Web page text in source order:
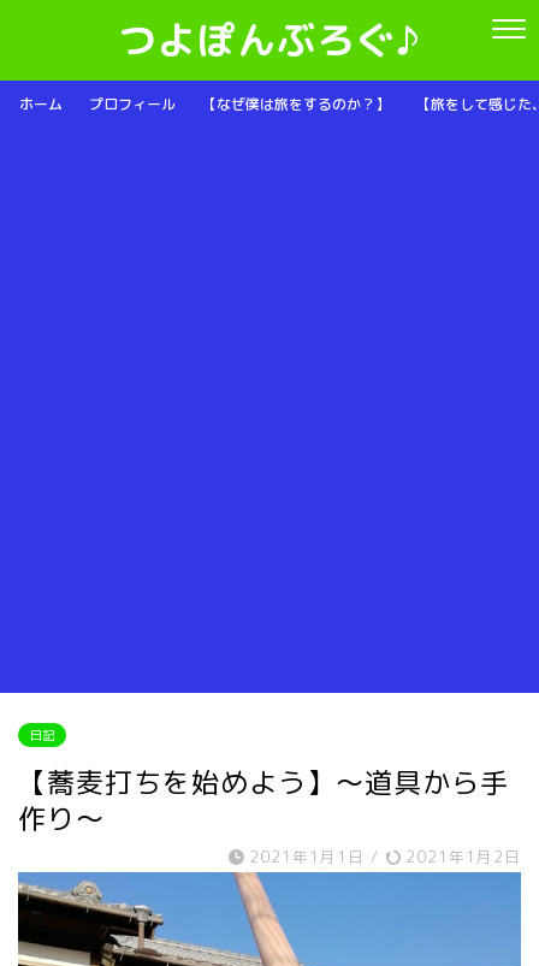
つよぽんぶろぐ♪
ホーム プロフィール 【なぜ僕は旅をするのか？】 【旅をして感じ
日記
【蕎麦打ちを始めよう】～道具から手
作り～
2021年1月1日 / 2021年1月2日